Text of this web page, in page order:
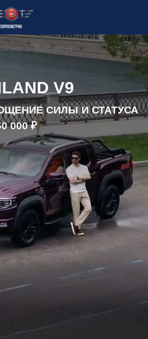
ряд TUNLAND V9
V9
СИЛЫ И СТАТУСА
000 ₽